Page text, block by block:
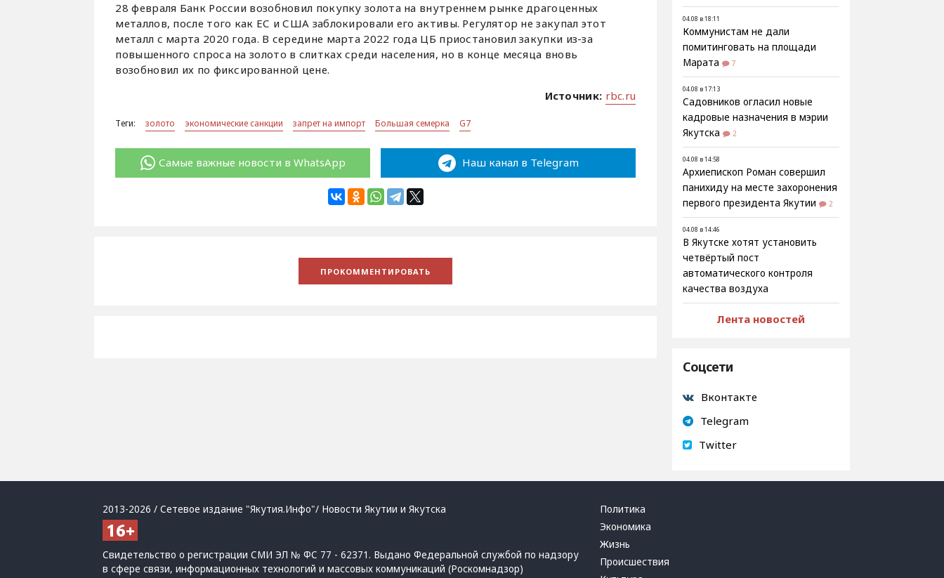
28 февраля Банк России возобновил покупку золота на внутреннем рынке драгоценных
металлов, после того как ЕС и США заблокировали его активы. Регулятор не закупал этот
металл с марта 2020 года. В середине марта 2022 года ЦБ приостановил закупки из-за
повышенного спроса на золото в слитках среди населения, но в конце месяца вновь
возобновил их по фиксированной цене.
Источник: rbc.ru
Теги: золото экономические санкции запрет на импорт Большая семерка G7
Самые важные новости в WhatsApp Наш канал в Telegram
04.08 в 18:11
Коммунистам не дали
помитинговать на площади
Марата
7
04.08 в 17:13
Садовников огласил новые
кадровые назначения в мэрии
Якутска
2
04.08 в 14:58
Архиепископ Роман совершил
панихиду на месте захоронения
первого президента Якутии
2
04.08 в 14:46
В Якутске хотят установить
четвёртый пост
автоматического контроля
качества воздуха
Лента новостей
Соцсети
Вконтакте
Telegram
Twitter
2013-2026 / Сетевое издание "Якутия.Инфо"/ Новости Якутии и Якутска
Свидетельство о регистрации СМИ ЭЛ № ФС 77 - 62371. Выдано Федеральной службой по надзору
в сфере связи, информационных технологий и массовых коммуникаций (Роскомнадзор)
Политика
Экономика
Жизнь
Происшествия